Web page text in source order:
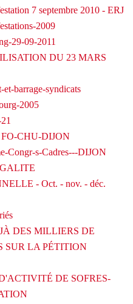
7 septembre 2010 - ERJ
2009
29-09-2011
DU 23 MARS
barrage-syndicats
2005
CHU-DIJON
Congr-s-Cadres---DIJON
- Oct. - nov. - déc.
DES MILLIERS DE
SUR LA PÉTITION
DE SOFRES-